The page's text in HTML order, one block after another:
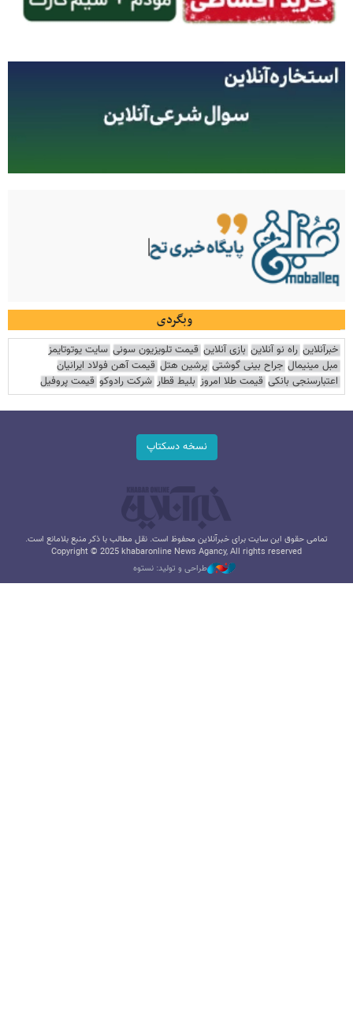
وبگردی
خبرآنلاین راه نو آنلاین بازی آنلاین قیمت تلویزیون سونی سایت یوتوتایمز
مبل مینیمال جراح بینی گوشتی پرشین هتل قیمت آهن فولاد ایرانیان
اعتبارسنجی بانکی قیمت طلا امروز بلیط قطار شرکت رادوکو قیمت پروفیل
نسخه دسکتاپ
تمامی حقوق این سایت برای خبرآنلاین محفوظ است. نقل مطالب با ذکر منبع بلامانع است.
Copyright © 2025 khabaronline News Agancy, All rights reserved
طراحی و تولید: نستوه